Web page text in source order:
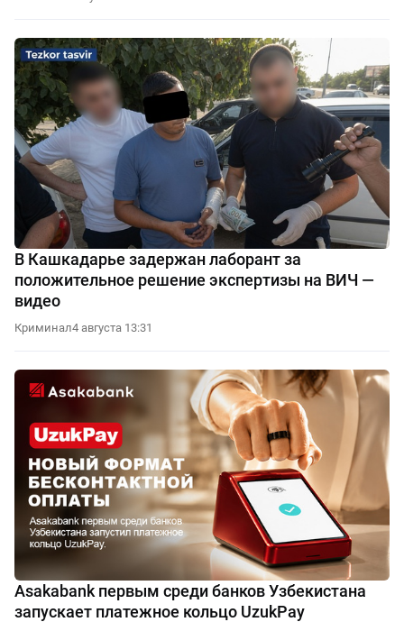
В Кашкадарье задержан лаборант за
положительное решение экспертизы на ВИЧ —
видео
Криминал4 августа 13:31
Asakabank первым среди банков Узбекистана
запускает платежное кольцо UzukPay